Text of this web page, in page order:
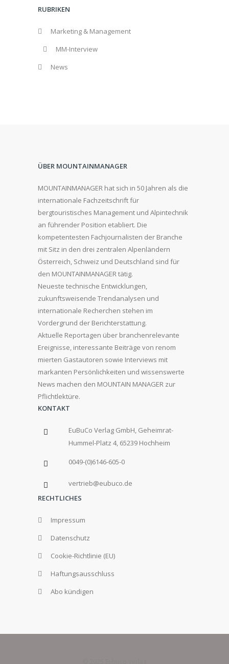
RUBRIKEN
Marketing & Management
MM-Interview
News
ÜBER MOUNTAINMANAGER
MOUNTAINMANAGER hat sich in 50 Jahren als die
internationale Fachzeitschrift für
bergtouristisches Management und Alpintechnik
an führender Position etabliert. Die
kompetentesten Fachjournalisten der Branche
mit Sitz in den drei zentralen Alpenländern
Österreich, Schweiz und Deutschland sind für
den MOUNTAINMANAGER tätig.
Neueste technische Entwicklungen,
zukunftsweisende Trendanalysen und
internationale Recherchen stehen im
Vordergrund der Berichterstattung.
Aktuelle Reportagen über branchenrelevante
Ereignisse, interessante Beiträge von renom
mierten Gastautoren sowie Interviews mit
markanten Persönlichkeiten und wissenswerte
News machen den MOUNTAIN MANAGER zur
Pflichtlektüre.
KONTAKT
EuBuCo Verlag GmbH, Geheimrat-
Hummel-Platz 4, 65239 Hochheim
0049-(0)6146-605-0
vertrieb@eubuco.de
RECHTLICHES
Impressum
Datenschutz
Cookie-Richtlinie (EU)
Haftungsausschluss
Abo kündigen